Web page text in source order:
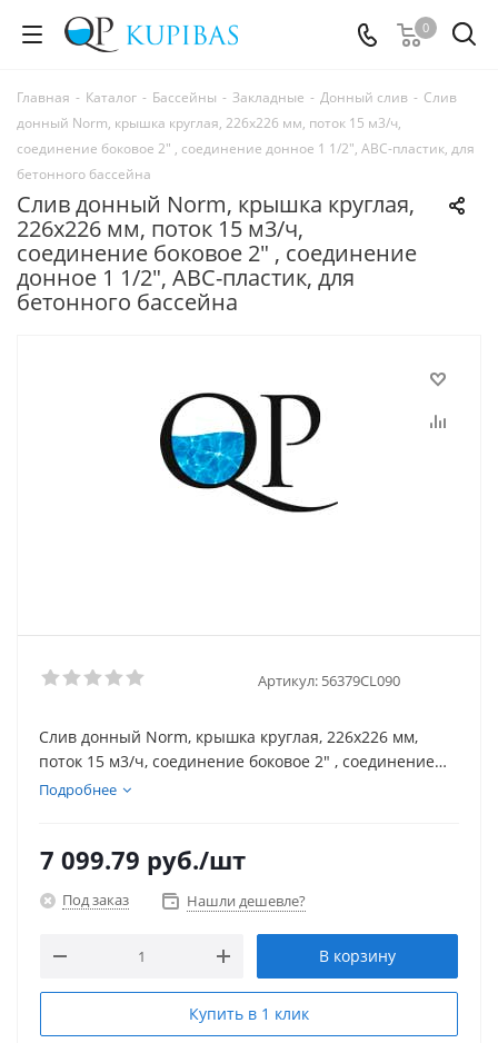
0
Главная - Каталог - Бассейны - Закладные - Донный слив - Слив
донный Norm, крышка круглая, 226х226 мм, поток 15 м3/ч,
соединение боковое 2" , соединение донное 1 1/2", ABC-пластик, для
бетонного бассейна
Слив донный Norm, крышка круглая,
226х226 мм, поток 15 м3/ч,
соединение боковое 2" , соединение
донное 1 1/2", ABC-пластик, для
бетонного бассейна
Артикул: 56379CL090
Слив донный Norm, крышка круглая, 226х226 мм,
поток 15 м3/ч, соединение боковое 2" , соединение
донное 1 1/2", ABC-пластик, для бетонного бассейна
Подробнее
7 099.79 руб./шт
Под заказ Нашли дешевле?
В корзину
Купить в 1 клик